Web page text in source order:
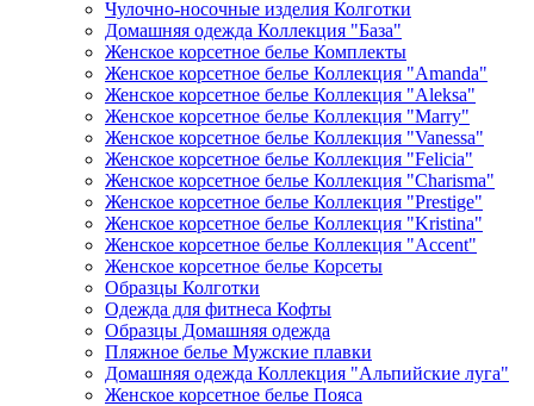
Чулочно-носочные изделия Колготки
Домашняя одежда Коллекция "База"
Женское корсетное белье Комплекты
Женское корсетное белье Коллекция "Amanda"
Женское корсетное белье Коллекция "Aleksa"
Женское корсетное белье Коллекция "Marry"
Женское корсетное белье Коллекция "Vanessa"
Женское корсетное белье Коллекция "Felicia"
Женское корсетное белье Коллекция "Charisma"
Женское корсетное белье Коллекция "Prestige"
Женское корсетное белье Коллекция "Kristina"
Женское корсетное белье Коллекция "Accent"
Женское корсетное белье Корсеты
Образцы Колготки
Одежда для фитнеса Кофты
Образцы Домашняя одежда
Пляжное белье Мужские плавки
Домашняя одежда Коллекция "Альпийские луга"
Женское корсетное белье Пояса